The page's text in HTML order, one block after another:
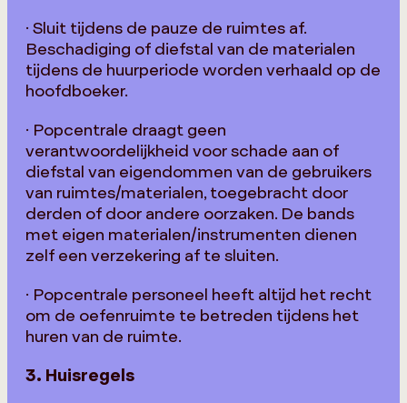
· Sluit tijdens de pauze de ruimtes af.
Beschadiging of diefstal van de materialen
tijdens de huurperiode worden verhaald op de
hoofdboeker.
· Popcentrale draagt geen
verantwoordelijkheid voor schade aan of
diefstal van eigendommen van de gebruikers
van ruimtes/materialen, toegebracht door
derden of door andere oorzaken. De bands
met eigen materialen/instrumenten dienen
zelf een verzekering af te sluiten.
· Popcentrale personeel heeft altijd het recht
om de oefenruimte te betreden tijdens het
huren van de ruimte.
3. Huisregels